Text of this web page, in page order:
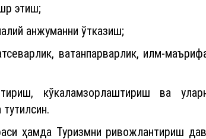
этиш;
анжуманни ўтказиш;
ватанпарварлик, илм-
кўкаламзорлаштириш ва
ҳамда Туризмни ривожлантириш